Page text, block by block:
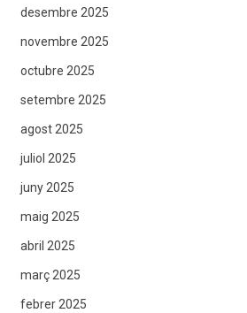
desembre 2025
novembre 2025
octubre 2025
setembre 2025
agost 2025
juliol 2025
juny 2025
maig 2025
abril 2025
març 2025
febrer 2025